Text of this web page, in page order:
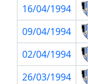
16/04/1994
09/04/1994
02/04/1994
26/03/1994